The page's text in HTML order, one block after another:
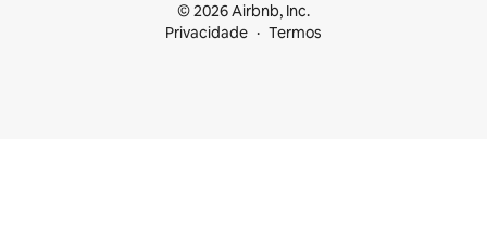
© 2026 Airbnb, Inc.
Privacidade
Termos